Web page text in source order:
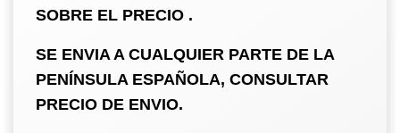
SOBRE EL PRECIO .
SE ENVIA A CUALQUIER PARTE DE LA
PENÍNSULA ESPAÑOLA, CONSULTAR
PRECIO DE ENVIO.